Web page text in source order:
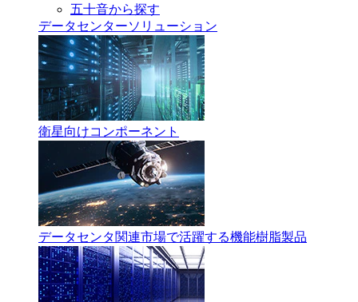
五十音から探す
データセンターソリューション
衛星向けコンポーネント
データセンタ関連市場で活躍する機能樹脂製品